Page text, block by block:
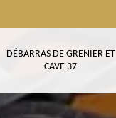
DÉBARRAS DE GRENIER ET
CAVE 37